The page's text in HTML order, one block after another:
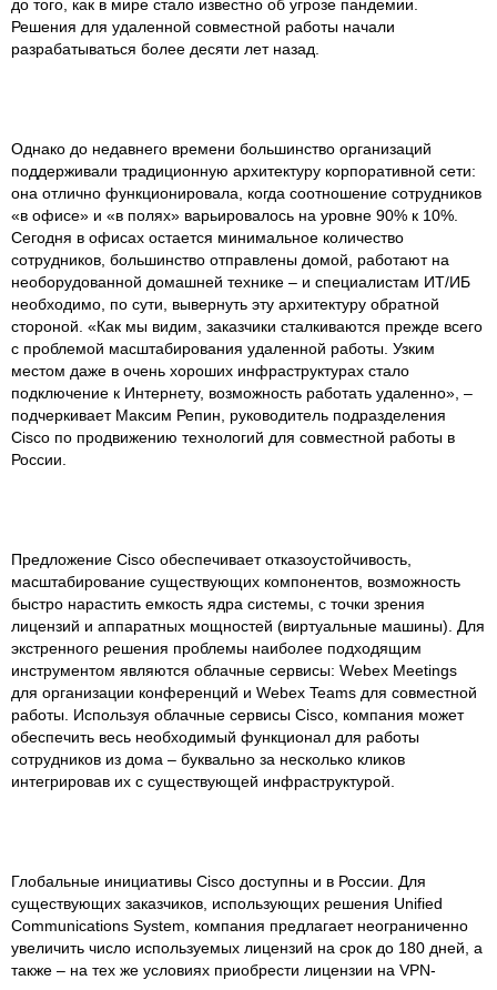
до того, как в мире стало известно об угрозе пандемии.
Решения для удаленной совместной работы начали
разрабатываться более десяти лет назад.
Однако до недавнего времени большинство организаций
поддерживали традиционную архитектуру корпоративной сети:
она отлично функционировала, когда соотношение сотрудников
«в офисе» и «в полях» варьировалось на уровне 90% к 10%.
Сегодня в офисах остается минимальное количество
сотрудников, большинство отправлены домой, работают на
необорудованной домашней технике – и специалистам ИТ/ИБ
необходимо, по сути, вывернуть эту архитектуру обратной
стороной. «Как мы видим, заказчики сталкиваются прежде всего
с проблемой масштабирования удаленной работы. Узким
местом даже в очень хороших инфраструктурах стало
подключение к Интернету, возможность работать удаленно», –
подчеркивает Максим Репин, руководитель подразделения
Cisco по продвижению технологий для совместной работы в
России.
Предложение Cisco обеспечивает отказоустойчивость,
масштабирование существующих компонентов, возможность
быстро нарастить емкость ядра системы, с точки зрения
лицензий и аппаратных мощностей (виртуальные машины). Для
экстренного решения проблемы наиболее подходящим
инструментом являются облачные сервисы: Webex Meetings
для организации конференций и Webex Teams для совместной
работы. Используя облачные сервисы Cisco, компания может
обеспечить весь необходимый функционал для работы
сотрудников из дома – буквально за несколько кликов
интегрировав их с существующей инфраструктурой.
Глобальные инициативы Cisco доступны и в России. Для
существующих заказчиков, использующих решения Unified
Communications System, компания предлагает неограниченно
увеличить число используемых лицензий на срок до 180 дней, а
также – на тех же условиях приобрести лицензии на VPN-